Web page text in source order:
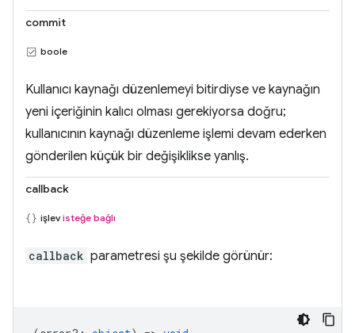
commit
boole
Kullanıcı kaynağı düzenlemeyi bitirdiyse ve kaynağın
yeni içeriğinin kalıcı olması gerekiyorsa doğru;
kullanıcının kaynağı düzenleme işlemi devam ederken
gönderilen küçük bir değişiklikse yanlış.
callback
işlevisteğe bağlı
callback parametresi şu şekilde görünür: